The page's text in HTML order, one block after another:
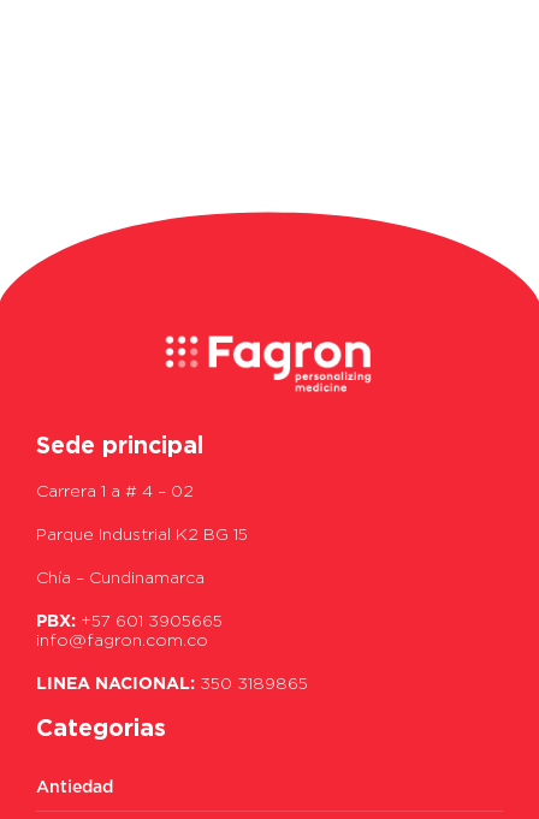
Sede principal
Carrera 1 a # 4 – 02
Parque Industrial K2 BG 15
Chía – Cundinamarca
PBX: +57 601 3905665
info@fagron.com.co
LINEA NACIONAL: 350 3189865
Categorias
Antiedad